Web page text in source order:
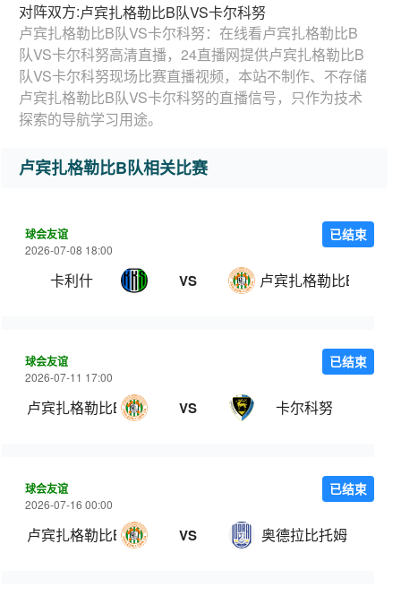
对阵双方:卢宾扎格勒比B队VS卡尔科努
卢宾扎格勒比B队VS卡尔科努：在线看卢宾扎格勒比B
队VS卡尔科努高清直播，24直播网提供卢宾扎格勒比B
队VS卡尔科努现场比赛直播视频，本站不制作、不存储
卢宾扎格勒比B队VS卡尔科努的直播信号，只作为技术
探索的导航学习用途。
卢宾扎格勒比B队相关比赛
球会友谊
2026-07-08 18:00
卡利什 VS 卢宾扎格勒比B队
已结束
球会友谊
2026-07-11 17:00
卢宾扎格勒比B队 VS 卡尔科努
已结束
球会友谊
2026-07-16 00:00
卢宾扎格勒比B队 VS 奥德拉比托姆
已结束